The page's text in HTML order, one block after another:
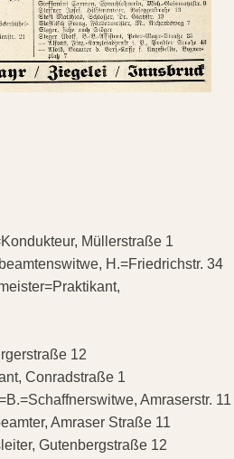
Müllerstraße 1
H.=Friedrichstr. 34
12
Conradstraße 1
Amraserstr. 11
Amraser Straße 11
Gutenbergstraße 12